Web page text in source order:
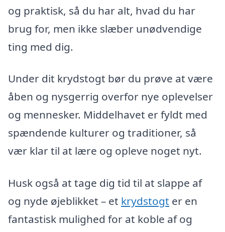
og praktisk, så du har alt, hvad du har
brug for, men ikke slæber unødvendige
ting med dig.
Under dit krydstogt bør du prøve at være
åben og nysgerrig overfor nye oplevelser
og mennesker. Middelhavet er fyldt med
spændende kulturer og traditioner, så
vær klar til at lære og opleve noget nyt.
Husk også at tage dig tid til at slappe af
og nyde øjeblikket – et krydstogt er en
fantastisk mulighed for at koble af og